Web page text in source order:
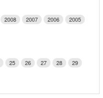
2008 2007 2006
2005
25 26 27 28
29